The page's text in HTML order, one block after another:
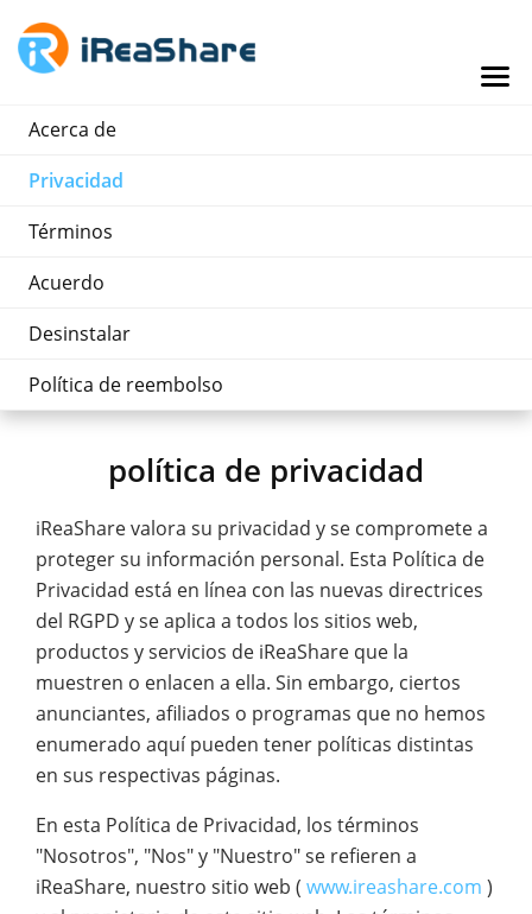
Acerca de
Privacidad
Términos
Acuerdo
Desinstalar
Política de reembolso
política de privacidad
iReaShare valora su privacidad y se compromete a
proteger su información personal. Esta Política de
Privacidad está en línea con las nuevas directrices
del RGPD y se aplica a todos los sitios web,
productos y servicios de iReaShare que la
muestren o enlacen a ella. Sin embargo, ciertos
anunciantes, afiliados o programas que no hemos
enumerado aquí pueden tener políticas distintas
en sus respectivas páginas.
En esta Política de Privacidad, los términos
"Nosotros", "Nos" y "Nuestro" se refieren a
iReaShare, nuestro sitio web ( www.ireashare.com )